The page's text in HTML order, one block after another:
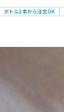
ボトル1本から注文OK